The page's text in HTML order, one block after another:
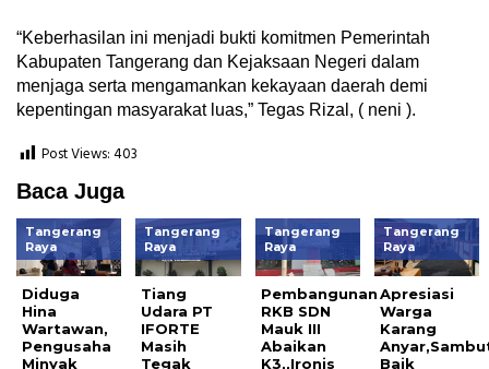
“Keberhasilan ini menjadi bukti komitmen Pemerintah
Kabupaten Tangerang dan Kejaksaan Negeri dalam
menjaga serta mengamankan kekayaan daerah demi
kepentingan masyarakat luas,” Tegas Rizal, ( neni ).
Post Views:403
Baca Juga
Tangerang
Raya
Diduga
Hina
Wartawan,
Pengusaha
Minyak
Tangerang
Raya
Tiang
Udara PT
IFORTE
Masih
Tegak
Tangerang
Raya
Pembangunan
RKB SDN
Mauk III
Abaikan
K3,,Ironis
Tangerang
Raya
Apresiasi
Warga
Karang
Baik